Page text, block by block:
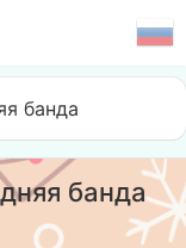
банда
банда